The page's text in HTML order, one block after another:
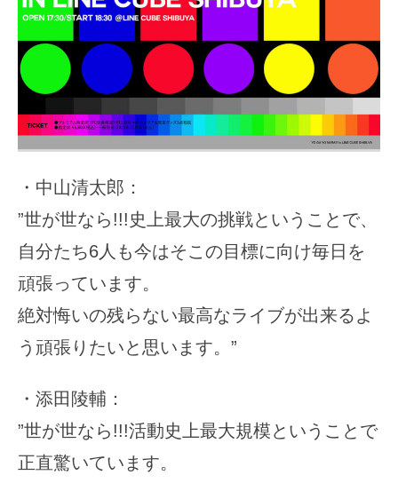
・中山清太郎：
”世が世なら!!!史上最大の挑戦ということで、
自分たち6人も今はそこの目標に向け毎日を
頑張っています。
絶対悔いの残らない最高なライブが出来るよ
う頑張りたいと思います。”
・添田陵輔：
”世が世なら!!!活動史上最大規模ということで
正直驚いています。